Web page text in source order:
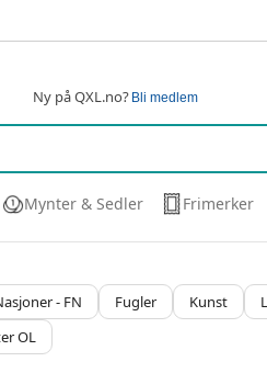
Ny på QXL.no? Bli medlem
Mynter & Sedler Frimerker
- FN Fugler Kunst
OL